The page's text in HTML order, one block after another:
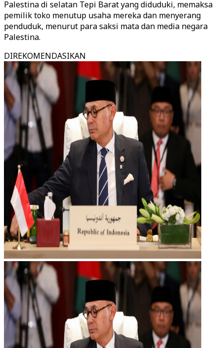
Palestina di selatan Tepi Barat yang diduduki, memaksa
pemilik toko menutup usaha mereka dan menyerang
penduduk, menurut para saksi mata dan media negara
Palestina.
DIREKOMENDASIKAN